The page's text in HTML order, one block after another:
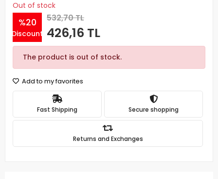
Out of stock
%20
Discount
532,70 TL
426,16 TL
The product is out of stock.
Add to my favorites
Fast Shipping Secure shopping
Returns and Exchanges